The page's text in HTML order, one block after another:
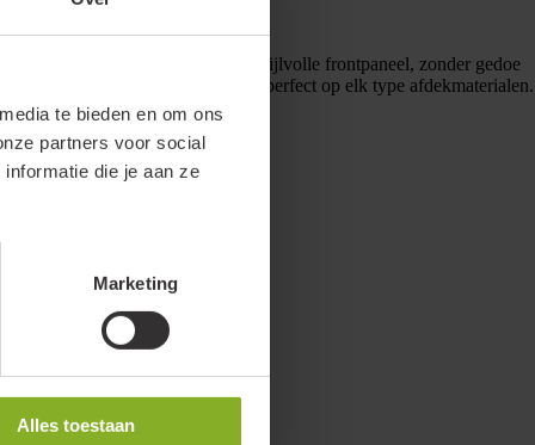
te bieden en om ons
partners voor social
die je aan ze
Marketing
Alles toestaan
de kleurtemperatuur met het stijlvolle frontpaneel, zonder gedoe
formaat van 55x55 mm past hij perfect op elk type afdekmaterialen.